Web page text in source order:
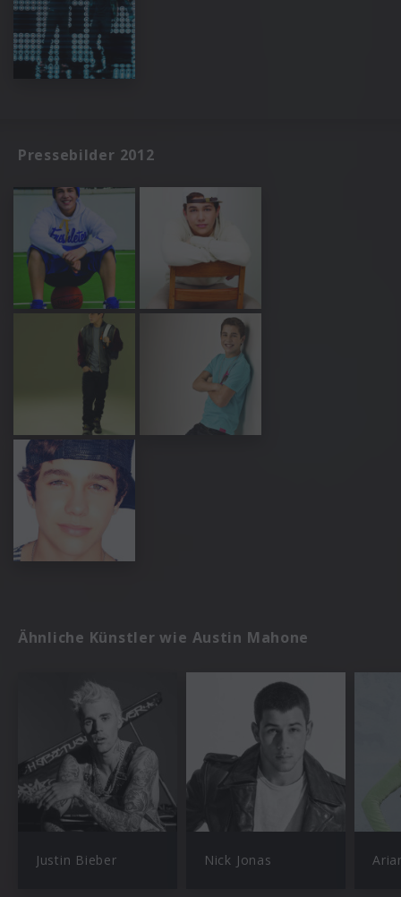
Pressebilder 2012
Ähnliche Künstler wie Austin Mahone
Justin Bieber Nick Jonas